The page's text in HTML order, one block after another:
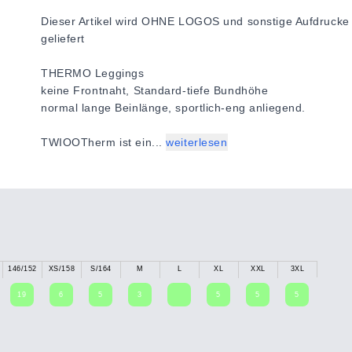
Dieser Artikel wirdOHNE LOGOS und sonstige Aufdrucke
geliefert
THERMO Leggings
keine Frontnaht, Standard-tiefe Bundhöhe
normal lange Beinlänge, sportlich-eng anliegend.
TWIOOTherm ist ein...weiterlesen
146/152 XS/158 S/164 M L XL XXL 3XL
19 6 5 3 5 5 5